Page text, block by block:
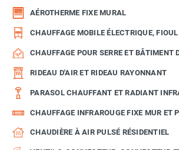
AÉROTHERME FIXE MURAL
CHAUFFAGE MOBILE ÉLECTRIQUE,
CHAUFFAGE POUR SERRE ET BÂTIMENT
RIDEAU D'AIR ET RIDEAU RAYONNANT
PARASOL CHAUFFANT ET RADIANT
CHAUFFAGE INFRAROUGE FIXE MUR ET
CHAUDIÈRE À AIR PULSÉ RÉSIDENTIEL